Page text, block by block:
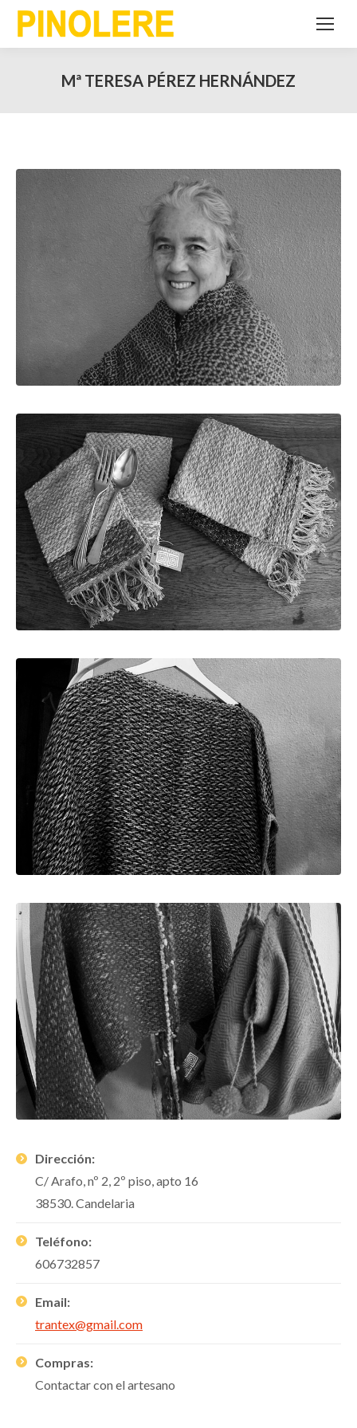
Mª TERESA PÉREZ HERNÁNDEZ
Dirección:
C/ Arafo, nº 2, 2º piso, apto 16
38530. Candelaria
Teléfono:
606732857
Email:
trantex@gmail.com
Compras:
Contactar con el artesano